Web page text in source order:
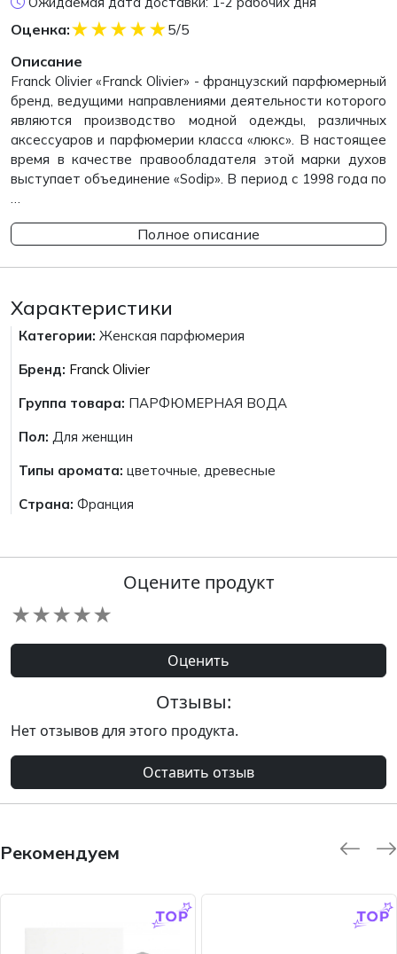
Оценка: ★
★
★
★
★
5/5
Описание
Franck Olivier «Franck Olivier» - французский парфюмерный
бренд, ведущими направлениями деятельности которого
являются производство модной одежды, различных
аксессуаров и парфюмерии класса «люкс». В настоящее
время в качестве правообладателя этой марки духов
выступает объединение «Sodip». В период с 1998 года по
Полное описание
Характеристики
Категории: Женская парфюмерия
Бренд: Franck Olivier
Группа товара: ПАРФЮМЕРНАЯ ВОДА
Пол: Для женщин
Типы аромата: цветочные, древесные
Страна: Франция
Оцените продукт
★
★
★
★
★
Оценить
Отзывы:
Нет отзывов для этого продукта.
Оставить отзыв
Рекомендуем